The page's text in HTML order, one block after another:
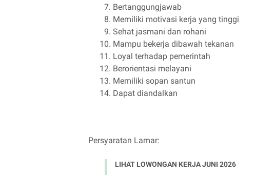
Bertanggungjawab
Memiliki motivasi kerja yang tinggi
Sehat jasmani dan rohani
Mampu bekerja dibawah tekanan
Loyal terhadap pemerintah
Berorientasi melayani
Memiliki sopan santun
Dapat diandalkan
Persyaratan Lamar:
LIHAT LOWONGAN KERJA JUNI 2026